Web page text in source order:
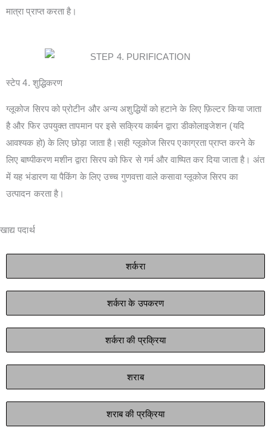
खाद्य पदार्थ
शर्करा
शर्करा के उपकरण
शर्करा की प्रक्रिया
शराब
शराब की प्रक्रिया
मात्रा प्राप्त करता है।
स्टेप 4. शुद्धिकरण
ग्लूकोज सिरप को प्रोटीन और अन्य अशुद्धियों को हटाने के लिए फ़िल्टर किया जाता
है और फिर उपयुक्त तापमान पर इसे सक्रिय कार्बन द्वारा डीकोलाइजेशन (यदि
आवश्यक हो) के लिए छोड़ा जाता है।सही ग्लूकोज सिरप एकाग्रता प्राप्त करने के
लिए बाष्पीकरण मशीन द्वारा सिरप को फिर से गर्म और वाष्पित कर दिया जाता है। अंत
में यह भंडारण या पैकिंग के लिए उच्च गुणवत्ता वाले कसावा ग्लूकोज सिरप का
उत्पादन करता है।